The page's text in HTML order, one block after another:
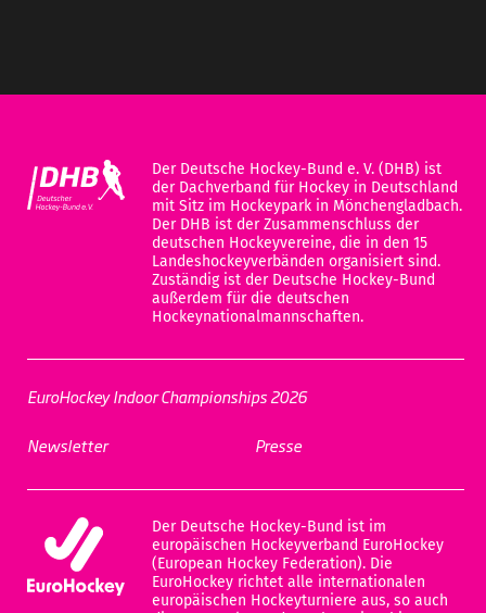
Der Deutsche Hockey-Bund e. V. (DHB) ist
der Dachverband für Hockey in Deutschland
mit Sitz im Hockeypark in Mönchengladbach.
Der DHB ist der Zusammenschluss der
deutschen Hockeyvereine, die in den 15
Landeshockeyverbänden organisiert sind.
Zuständig ist der Deutsche Hockey-Bund
außerdem für die deutschen
Hockeynationalmannschaften.
EuroHockey Indoor Championships 2026
Newsletter Presse
Der Deutsche Hockey-Bund ist im
europäischen Hockeyverband EuroHockey
(European Hockey Federation). Die
EuroHockey richtet alle internationalen
europäischen Hockeyturniere aus, so auch